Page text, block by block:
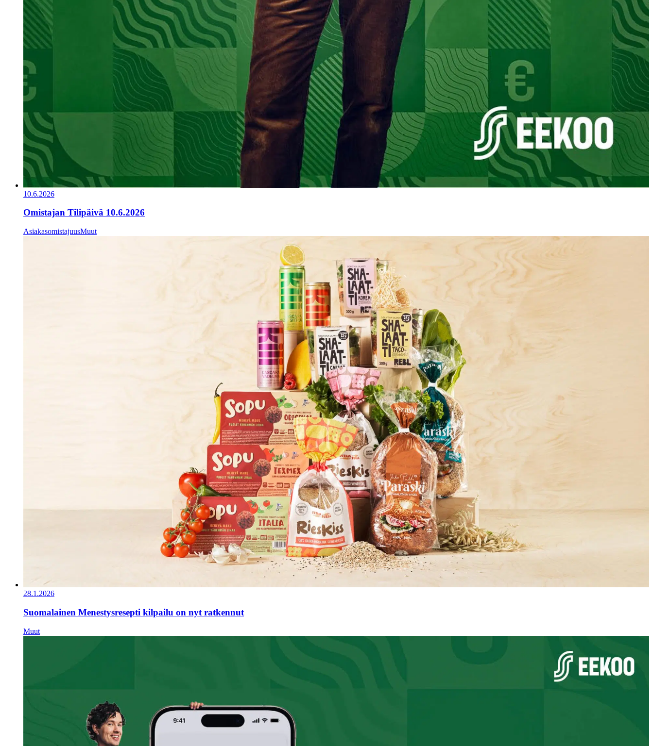
10.6.2026
Omistajan Tilipäivä 10.6.2026
AsiakasomistajuusMuut
28.1.2026
Suomalainen Menestysresepti kilpailu on nyt ratkennut
Muut